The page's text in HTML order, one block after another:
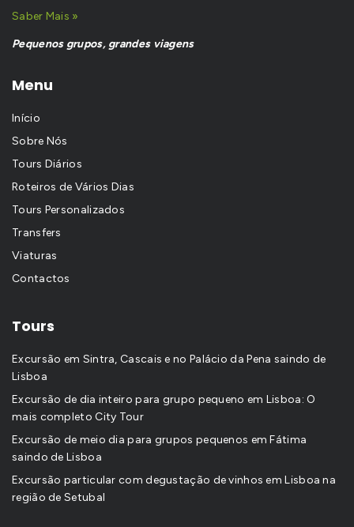
Saber Mais »
Pequenos grupos, grandes viagens
Menu
Início
Sobre Nós
Tours Diários
Roteiros de Vários Dias
Tours Personalizados
Transfers
Viaturas
Contactos
Tours
Excursão em Sintra, Cascais e no Palácio da Pena saindo de
Lisboa
Excursão de dia inteiro para grupo pequeno em Lisboa: O
mais completo City Tour
Excursão de meio dia para grupos pequenos em Fátima
saindo de Lisboa
Excursão particular com degustação de vinhos em Lisboa na
região de Setubal